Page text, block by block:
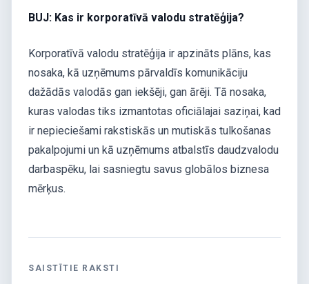
BUJ: Kas ir korporatīvā valodu stratēģija?
Korporatīvā valodu stratēģija ir apzināts plāns, kas
nosaka, kā uzņēmums pārvaldīs komunikāciju
dažādās valodās gan iekšēji, gan ārēji. Tā nosaka,
kuras valodas tiks izmantotas oficiālajai saziņai, kad
ir nepieciešami rakstiskās un mutiskās tulkošanas
pakalpojumi un kā uzņēmums atbalstīs daudzvalodu
darbaspēku, lai sasniegtu savus globālos biznesa
mērķus.
SAISTĪTIE RAKSTI